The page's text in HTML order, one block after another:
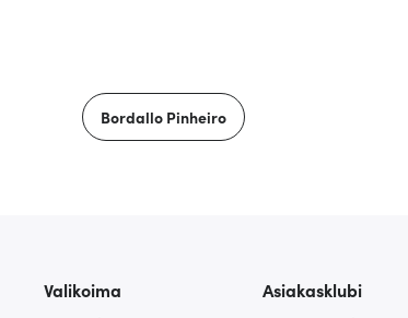
Bordallo Pinheiro
Valikoima
Asiakasklubi